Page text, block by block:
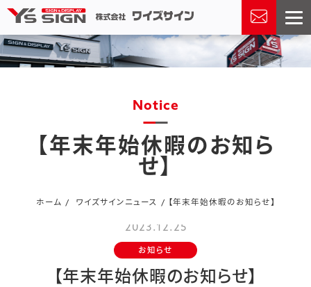
Notice
【年末年始休暇のお知ら
せ】
ホーム ワイズサインニュース 【年末年始休暇のお知らせ】
2023.12.25
お知らせ
【年末年始休暇のお知らせ】